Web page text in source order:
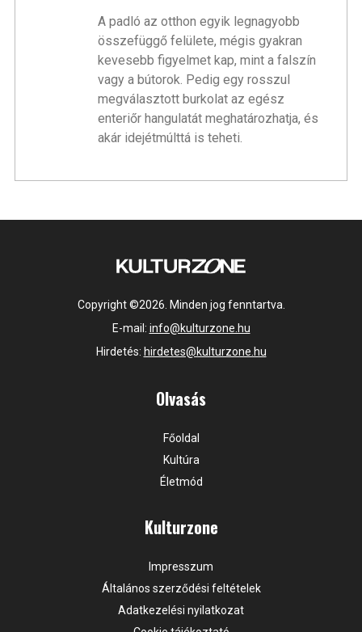
A padló az otthon egyik legnagyobb
összefüggő felülete, mégis gyakran
kevesebb figyelmet kap, mint a falszín
vagy a bútorok. Pedig egy rosszul
megválasztott burkolat az egész
enteriőr hangulatát meghatározhatja, és
akár idejétmúlttá is teheti.
Copyright ©2026. Minden jog fenntartva.
E-mail: info@kulturzone.hu
Hirdetés: hirdetes@kulturzone.hu
Olvasás
Főoldal
Kultúra
Életmód
Kulturzone
Impresszum
Általános szerződési feltételek
Adatkezelési nyilatkozat